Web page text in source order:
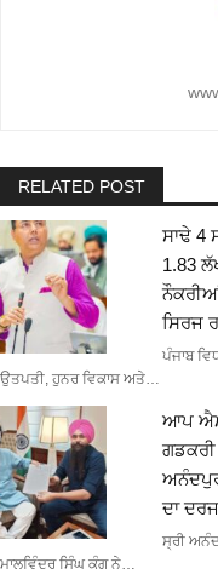
RELATED POST
ਸਾਢੇ 4
1.83
ਸਿਰਜ
ਪੰਜਾਬ
ਉਤਪਤੀ, ਹੁਨਰ ਵਿਕਾਸ ਅਤੇ…
ਆਪ
ਗਡਕਰੀ
ਅਨੰਦਪੁਰ
ਦਾ
ਸ੍ਰੀ
ਮਾਲਵਿੰਦਰ ਸਿੰਘ ਕੰਗ ਨੇ…